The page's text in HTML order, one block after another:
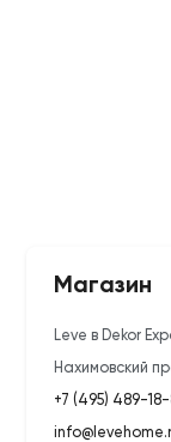
Магазин
Leve в Dekor
Нахимовский
+7 (495) 489-